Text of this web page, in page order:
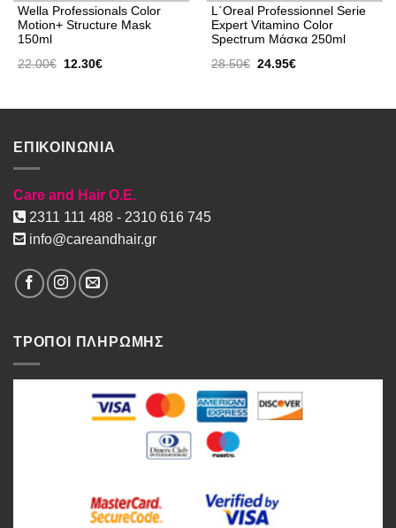
Wella Professionals Color
Motion+ Structure Mask
150ml
22.00€
Original
12.30€Η
12.30€.
L΄Oreal Professionnel Serie
Expert Vitamino Color
Spectrum Μάσκα 250ml
28.50€ Original
24.95€Η
24.95€.
ΕΠΙΚΟΙΝΩΝΙΑ
Care and Hair O.E.
2311 111 488 - 2310 616 745
info@careandhair.gr
ΤΡΟΠΟΙ ΠΛΗΡΩΜΗΣ